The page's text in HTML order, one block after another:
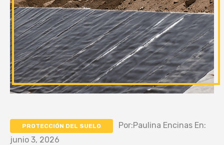
PROTECCIÓN DEL SUELO
Por:Paulina Encinas En:
junio 3, 2026